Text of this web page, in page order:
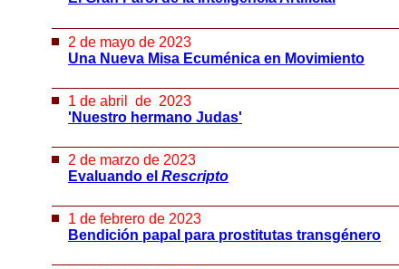
2 de mayo de 2023
Una Nueva Misa Ecuménica en Movimiento
1 de abril de 2023
'Nuestro hermano Judas'
2 de marzo de 2023
Evaluando el Rescripto
1 de febrero de 2023
Bendición papal para prostitutas transgénero